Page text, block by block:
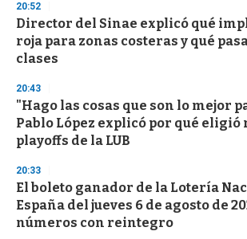
20:52
Director del Sinae explicó qué
roja para zonas costeras y qué
clases
20:43
"Hago las cosas que son lo mejor
Pablo López explicó por qué eligió
playoffs de la LUB
20:33
El boleto ganador de la Lotería
España del jueves 6 de agosto de
números con reintegro